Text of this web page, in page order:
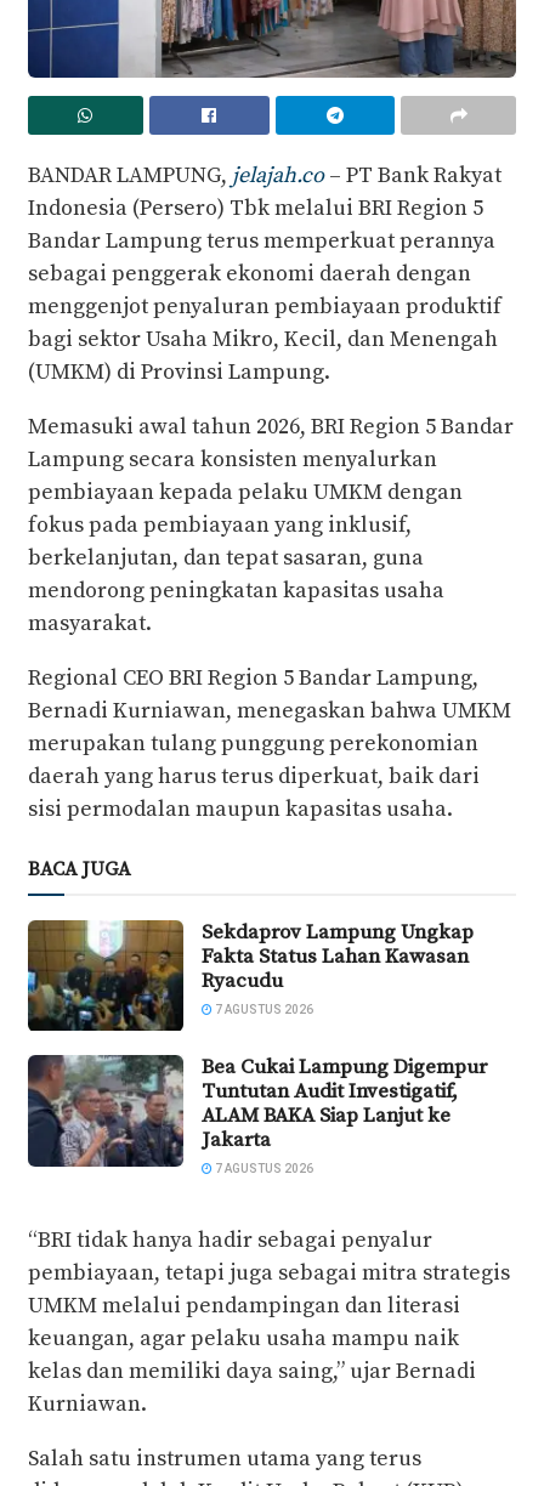
BANDAR LAMPUNG, jelajah.co– PT Bank Rakyat
Indonesia (Persero) Tbk melalui BRI Region 5
Bandar Lampung terus memperkuat perannya
sebagai penggerak ekonomi daerah dengan
menggenjot penyaluran pembiayaan produktif
bagi sektor Usaha Mikro, Kecil, dan Menengah
(UMKM) di Provinsi Lampung.
Memasuki awal tahun 2026, BRI Region 5 Bandar
Lampung secara konsisten menyalurkan
pembiayaan kepada pelaku UMKM dengan
fokus pada pembiayaan yang inklusif,
berkelanjutan, dan tepat sasaran, guna
mendorong peningkatan kapasitas usaha
masyarakat.
Regional CEO BRI Region 5 Bandar Lampung,
Bernadi Kurniawan, menegaskan bahwa UMKM
merupakan tulang punggung perekonomian
daerah yang harus terus diperkuat, baik dari
sisi permodalan maupun kapasitas usaha.
BACA JUGA
Sekdaprov Lampung Ungkap
Fakta Status Lahan Kawasan
Ryacudu
7 AGUSTUS 2026
Bea Cukai Lampung Digempur
Tuntutan Audit Investigatif,
ALAM BAKA Siap Lanjut ke
Jakarta
7 AGUSTUS 2026
“BRI tidak hanya hadir sebagai penyalur
pembiayaan, tetapi juga sebagai mitra strategis
UMKM melalui pendampingan dan literasi
keuangan, agar pelaku usaha mampu naik
kelas dan memiliki daya saing,” ujar Bernadi
Kurniawan.
Salah satu instrumen utama yang terus